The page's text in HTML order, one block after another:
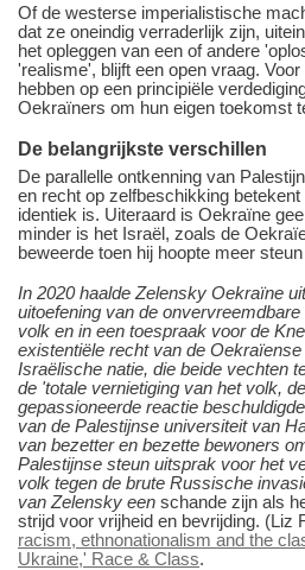
Of de westerse imperialistische
dat ze oneindig verraderlijk zijn,
het opleggen van een of andere
'realisme', blijft een open vraag.
hebben op een principiële
Oekraïners om hun eigen toekomst
De belangrijkste verschillen
De parallelle ontkenning van
en recht op zelfbeschikking
identiek is. Uiteraard is Oekraïne
minder is het Israël, zoals de
beweerde toen hij hoopte meer
In 2020 haalde Zelensky Oekraïne
uitoefening van de
volk en in een toespraak voor de
existentiële recht van de
Israëlische natie, die beide vechten
de 'totale vernietiging van het volk,
gepassioneerde reactie
van de Palestijnse universiteit van
van bezetter en bezette bewoners
Palestijnse steun uitsprak voor het
volk tegen de brute Russische
van Zelensky een schande zijn als
strijd voor vrijheid en bevrijding. (Liz
racism, ethnonationalism and the
Ukraine,' Race & Class.